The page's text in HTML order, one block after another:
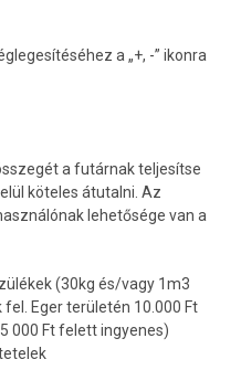
a „+, -” ikonra
a futárnak teljesítse
köteles átutalni. Az
lehetősége van a
(30kg és/vagy 1m3
Eger területén 10.000 Ft
000 Ft felett ingyenes)